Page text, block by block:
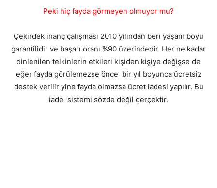
Peki hiç fayda görmeyen olmuyor mu?
Çekirdek inanç çalışması 2010 yılından beri yaşam boyu
garantilidir ve başarı oranı %90 üzerindedir. Her ne kadar
dinlenilen telkinlerin etkileri kişiden kişiye değişse de
eğer fayda görülemezse önce bir yıl boyunca ücretsiz
destek verilir yine fayda olmazsa ücret iadesi yapılır. Bu
iade sistemi sözde değil gerçektir.